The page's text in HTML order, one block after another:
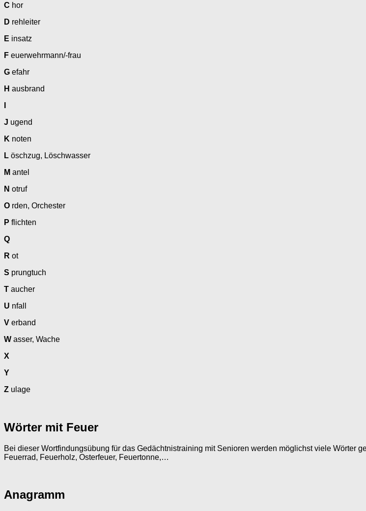
C hor
D rehleiter
E insatz
F euerwehrmann/-frau
G efahr
H ausbrand
J ugend
K noten
L öschzug, Löschwasser
M antel
N otruf
O rden, Orchester
P flichten
Q
R ot
S prungtuch
T aucher
U nfall
V erband
W asser, Wache
X
Y
Z ulage
Wörter mit Feuer
Bei dieser Wortfindungsübung für das Gedächtnistraining mit Senioren werden möglichst viele Wörter
Feuerrad, Feuerholz, Osterfeuer, Feuertonne,…
Anagramm